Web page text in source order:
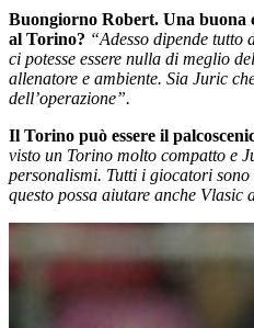
Buongiorno Robert. Una
al Torino? “Adesso dipende tutto
ci potesse essere nulla di meglio
allenatore e ambiente. Sia Juric
dell’operazione”.
Il Torino può essere il
visto un Torino molto compatto e
personalismi. Tutti i giocatori
questo possa aiutare anche Vlasic